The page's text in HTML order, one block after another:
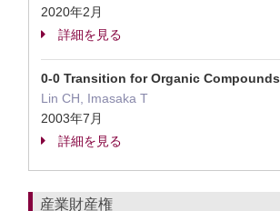
2020年2月
詳細を見る
0-0 Transition for Organic Compounds
Lin CH, Imasaka T
2003年7月
詳細を見る
産業財産権